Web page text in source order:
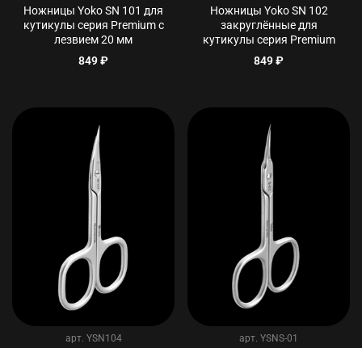
Ножницы Yoko SN 101 для
кутикулы серия Premium с
лезвием 20 мм
849 ₽
Ножницы Yoko SN 102
закруглённые для
кутикулы серия Premium
849 ₽
арт. YSN104 арт. YSNS-01